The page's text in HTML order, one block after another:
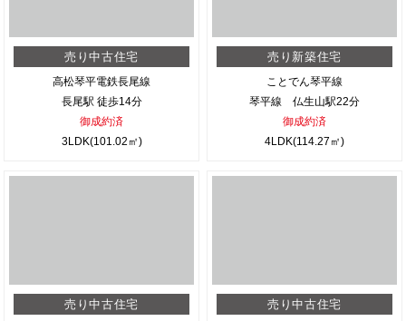
売り中古住宅
高松琴平電鉄長尾線
長尾駅 徒歩14分
御成約済
3LDK(101.02㎡)
売り新築住宅
ことでん琴平線
琴平線 仏生山駅22分
御成約済
4LDK(114.27㎡)
売り中古住宅 売り中古住宅